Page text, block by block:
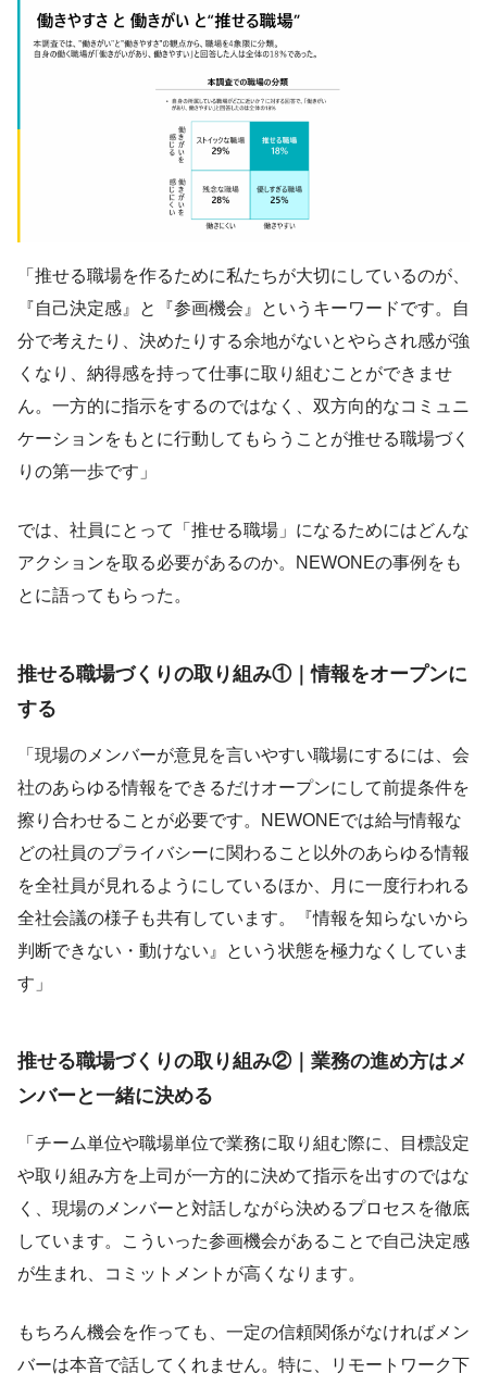
「推せる職場を作るために私たちが大切にしているのが、
『自己決定感』と『参画機会』というキーワードです。自
分で考えたり、決めたりする余地がないとやらされ感が強
くなり、納得感を持って仕事に取り組むことができませ
ん。一方的に指示をするのではなく、双方向的なコミュニ
ケーションをもとに行動してもらうことが推せる職場づく
りの第一歩です」
では、社員にとって「推せる職場」になるためにはどんな
アクションを取る必要があるのか。NEWONEの事例をも
とに語ってもらった。
推せる職場づくりの取り組み①｜情報をオープンに
する
「現場のメンバーが意見を言いやすい職場にするには、会
社のあらゆる情報をできるだけオープンにして前提条件を
擦り合わせることが必要です。NEWONEでは給与情報な
どの社員のプライバシーに関わること以外のあらゆる情報
を全社員が見れるようにしているほか、月に一度行われる
全社会議の様子も共有しています。『情報を知らないから
判断できない・動けない』という状態を極力なくしていま
す」
推せる職場づくりの取り組み②｜業務の進め方はメ
ンバーと一緒に決める
「チーム単位や職場単位で業務に取り組む際に、目標設定
や取り組み方を上司が一方的に決めて指示を出すのではな
く、現場のメンバーと対話しながら決めるプロセスを徹底
しています。こういった参画機会があることで自己決定感
が生まれ、コミットメントが高くなります。
もちろん機会を作っても、一定の信頼関係がなければメン
バーは本音で話してくれません。特に、リモートワーク下